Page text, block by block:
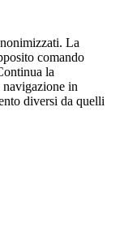
La
comando
la
in
diversi da quelli